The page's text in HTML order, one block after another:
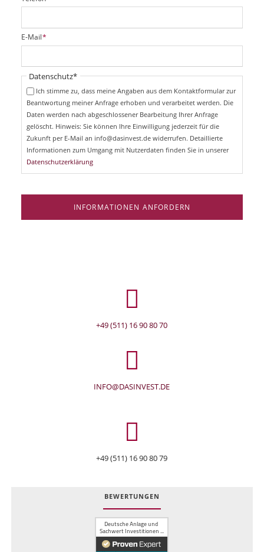
f
i
c
t
f
P
f
i
E-Mail*
Pflichtfeld
Datenschutz*
Ich stimme zu, dass meine Angaben aus dem Kontaktformular zur
Beantwortung meiner Anfrage erhoben und verarbeitet werden. Die
Daten werden nach abgeschlossener Bearbeitung Ihrer Anfrage
gelöscht. Hinweis: Sie können Ihre Einwilligung jederzeit für die
Zukunft per E-Mail an info@dasinvest.de widerrufen. Detaillierte
Informationen zum Umgang mit Nutzerdaten finden Sie in unserer
Datenschutzerklärung
INFORMATIONEN ANFORDERN
+49 (511) 16 90 80 70
INFO@DASINVEST.DE
+49 (511) 16 90 80 79
BEWERTUNGEN